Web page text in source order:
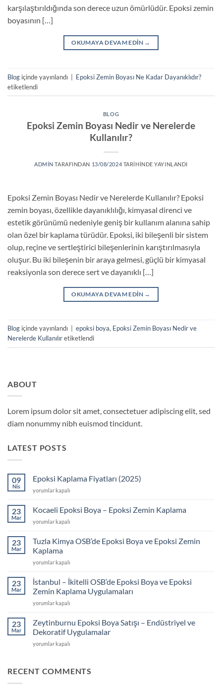
karşılaştırıldığında son derece uzun ömürlüdür. Epoksi zemin
boyasının […]
OKUMAYA DEVAM EDIN →
Blog içinde yayınlandı
Epoksi Zemin Boyası Ne Kadar Dayanıklıdır?
etiketlendi
BLOG
Epoksi Zemin Boyası Nedir ve Nerelerde
Kullanılır?
ADMIN TARAFINDAN 13/08/2024TARIHINDE YAYINLANDI
Epoksi Zemin Boyası Nedir ve Nerelerde Kullanılır? Epoksi
zemin boyası, özellikle dayanıklılığı, kimyasal direnci ve
estetik görünümü nedeniyle geniş bir kullanım alanına sahip
olan özel bir kaplama türüdür. Epoksi, iki bileşenli bir sistem
olup, reçine ve sertleştirici bileşenlerinin karıştırılmasıyla
oluşur. Bu iki bileşenin bir araya gelmesi, güçlü bir kimyasal
reaksiyonla son derece sert ve dayanıklı […]
OKUMAYA DEVAM EDIN →
Blog içinde yayınlandı epoksi boya, Epoksi Zemin Boyası Nedir ve
Nerelerde Kullanılıretiketlendi
ABOUT
Lorem ipsum dolor sit amet, consectetuer adipiscing elit, sed
diam nonummy nibh euismod tincidunt.
LATEST POSTS
09
Nis
Epoksi Kaplama Fiyatları (2025)
Epoksi
Fiyatları
(2025)
için
yorumlar kapalı
23
Mar
Kocaeli Epoksi Boya – Epoksi Zemin Kaplama
Kocaeli
Boya
–
Epoksi
Zemin
için
yorumlar kapalı
23
Mar
Tuzla Kimya OSB’de Epoksi Boya ve Epoksi Zemin
Kaplama
Tuzla
OSB’de
Epoksi
Boya
ve
Zemin
Kaplama
yorumlar kapalı
23
Mar
İstanbul – İkitelli OSB’de Epoksi Boya ve Epoksi
Zemin Kaplama Uygulamaları
İstanbul
İkitelli
OSB’de
Epoksi
Boya
Zemin
yorumlar kapalı
23
Mar
Zeytinburnu Epoksi Boya Satışı – Endüstriyel ve
Dekoratif Uygulamalar
Zeytinburnu
Satışı
yorumlar kapalı
RECENT COMMENTS